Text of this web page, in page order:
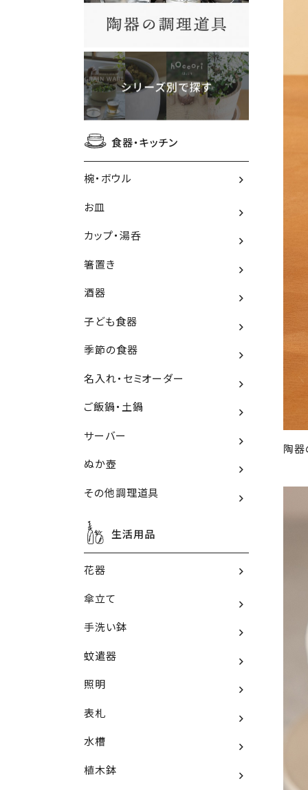
食器・キッチン
椀・ボウル
お皿
カップ・湯呑
箸置き
酒器
子ども食器
季節の食器
名入れ・セミオーダー
ご飯鍋・土鍋
サーバー
ぬか壺
その他調理道具
生活用品
花器
傘立て
手洗い鉢
蚊遣器
照明
表札
水槽
植木鉢
陶器